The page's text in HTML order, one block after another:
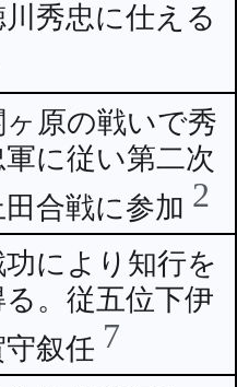
川秀忠に仕える
ヶ原の戦いで秀
軍に従い第二次
田合戦に参加 2
功により知行を
る。従五位下伊
守叙任 7